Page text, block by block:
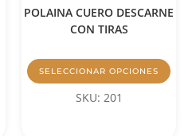
POLAINA CUERO DESCARNE
CON TIRAS
SELECCIONAR OPCIONES
SKU: 201